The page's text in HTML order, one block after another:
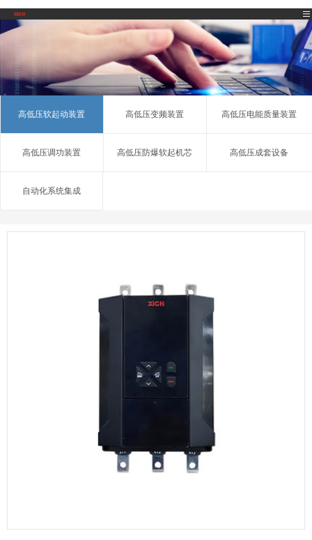
高低压软起动装置 高低压变频装置 高低压电能质量装置
高低压调功装置 高低压防爆软起机芯 高低压成套设备
自动化系统集成